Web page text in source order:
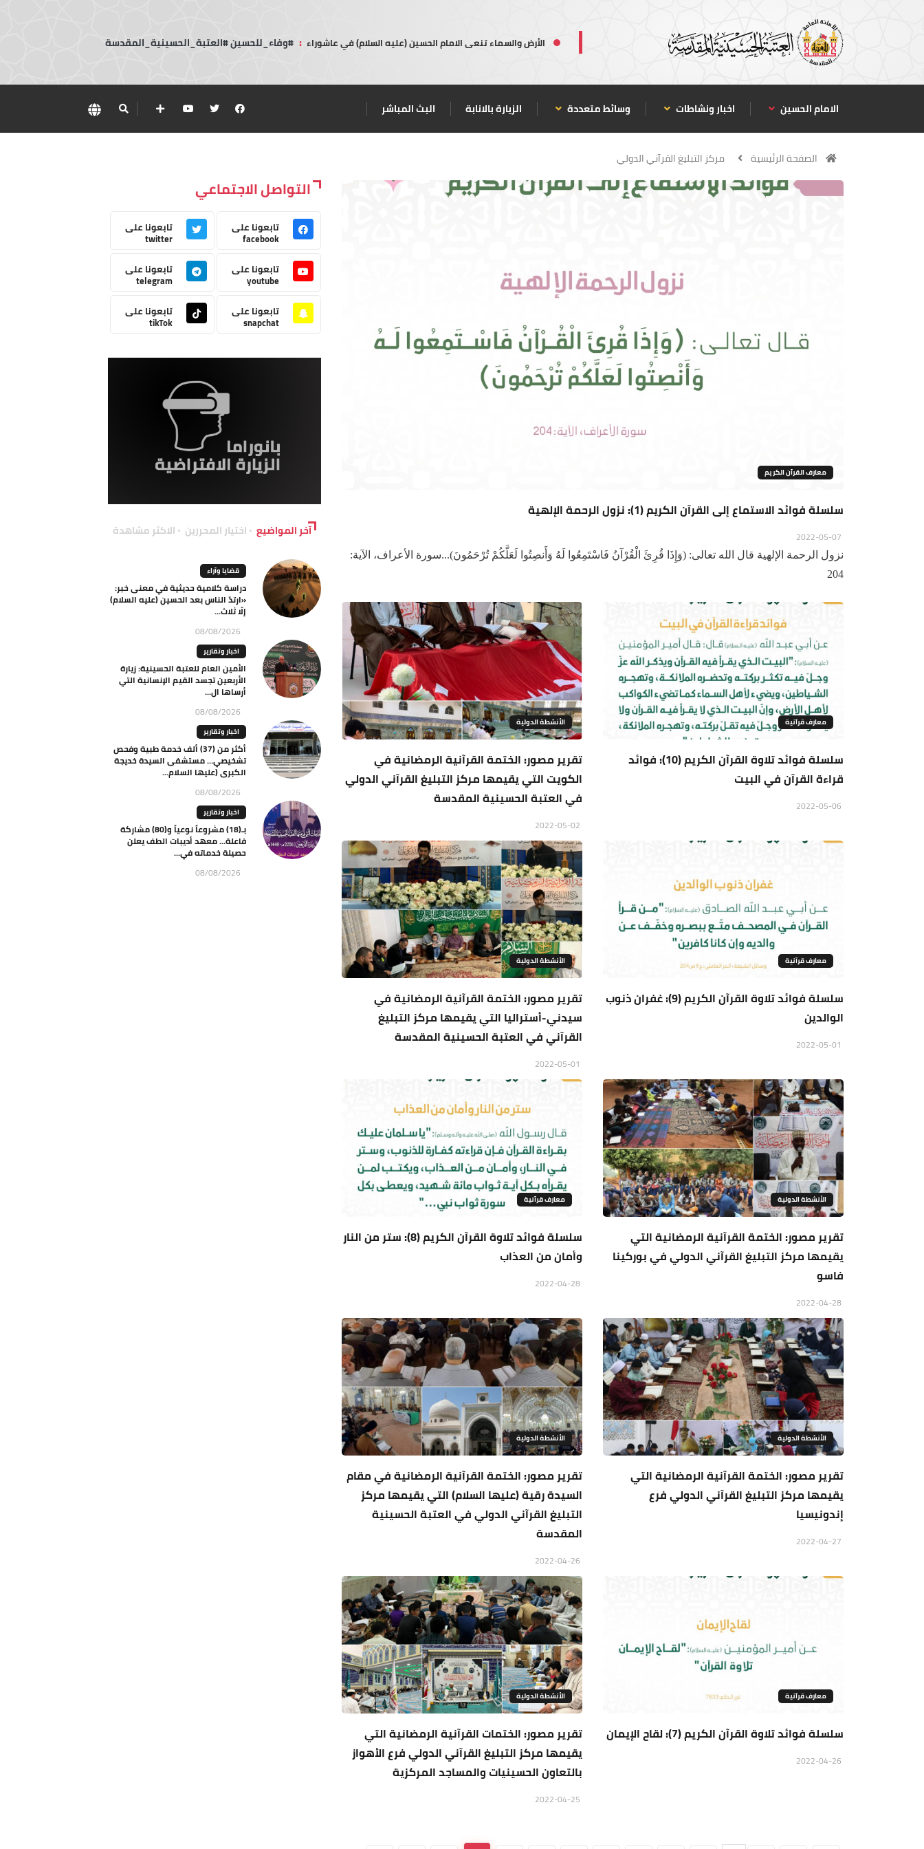
الأرض والسماء تنعى الامام الحسين (عليه السلام) في عاشوراء : #وفاء_للحسين #العتبة_الحسينية_المقدسة
الامام الحسين اخبار ونشاطات وسائط متعددة الزيارة بالانابة البث المباشر
الصفحة الرئيسية مركز التبليغ القرآني الدولي
معارف القرآن الكريم
سلسلة فوائد الاستماع إلى القرآن الکریم (1): نزول الرحمة الإلهية
نزول الرحمة الإلهية قال الله تعالى: (وَإِذَا قُرِئَ الْقُرْآنُ فَاسْتَمِعُوا لَهُ وَأَنصِتُوا لَعَلَّكُمْ تُرْحَمُونَ)...سورة الأعراف، الآية:
204
معارف قرآنية
سلسلة فوائد تلاوة القرآن الكريم (10): فوائد
قراءة القرآن في البيت
الأنشطة الدولية
تقرير مصور: الختمة القرآنية الرمضانية في
الكويت التي يقيمها مركز التبليغ القرآني الدولي
في العتبة الحسينية المقدسة
معارف قرآنية
سلسلة فوائد تلاوة القرآن الكريم (9): غفران ذنوب
الوالدين
الأنشطة الدولية
تقرير مصور: الختمة القرآنية الرمضانية في
سيدني-أستراليا التي يقيمها مركز التبليغ
القرآني في العتبة الحسينية المقدسة
الأنشطة الدولية
تقرير مصور: الختمة القرآنية الرمضانية التي
يقيمها مركز التبليغ القرآني الدولي في بوركينا
فاسو
معارف قرآنية
سلسلة فوائد تلاوة القرآن الكريم (8): ستر من النار
وأمان من العذاب
الأنشطة الدولية
تقرير مصور: الختمة القرآنية الرمضانية التي
يقيمها مركز التبليغ القرآني الدولي فرع
إندونيسيا
الأنشطة الدولية
تقرير مصور: الختمة القرآنية الرمضانية في مقام
السيدة رقية (عليها السلام) التي يقيمها مركز
التبليغ القرآني الدولي في العتبة الحسينية
المقدسة
معارف قرآنية
سلسلة فوائد تلاوة القرآن الكريم (7): لقاح الإيمان
الأنشطة الدولية
تقرير مصور: الختمات القرآنية الرمضانية التي
يقيمها مركز التبليغ القرآني الدولي فرع الأهواز
بالتعاون الحسينيات والمساجد المركزية
التواصل الاجتماعي
تابعونا على
facebook
تابعونا على
twitter
تابعونا على
youtube
تابعونا على
telegram
تابعونا على
snapchat
تابعونا على
tikTok
آخر المواضيع اختيار المحررين الاكثر مشاهدة
قضايا وآراء
دراسة كلامية حديثية في معنى خبر:
«ارتدّ الناس بعد الحسين (عليه السلام)
إلّا ثلاث...
08/08/2026
اخبار وتقارير
الأمين العام للعتبة الحسينية: زيارة
الأربعين تجسد القيم الإنسانية التي
أرساها ال...
08/08/2026
اخبار وتقارير
أكثر من (37) ألف خدمة طبية وفحص
تشخيصي… مستشفى السيدة خديجة
الكبرى (عليها السلام...
08/08/2026
اخبار وتقارير
بـ(18) مشروعاً نوعياً و(80) مشاركة
فاعلة… معهد أديبات الطف يعلن
حصيلة خدماته في...
08/08/2026